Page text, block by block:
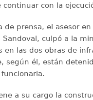
continuar con la
de prensa, el asesor
Sandoval, culpó a la
en las dos obras de
según él, están
a su cargo la